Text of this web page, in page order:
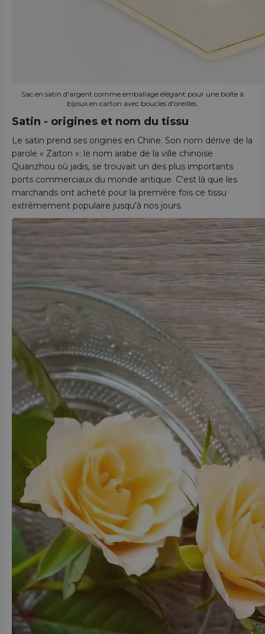
Sac en satin d'argent comme emballage élégant pour une boîte à
bijoux en carton avec boucles d'oreilles.
Satin - origines et nom du tissu
Le satin prend ses origines en Chine. Son nom dérive de la
parole « Zaiton »: le nom arabe de la ville chinoise
Quanzhou où jadis, se trouvait un des plus importants
ports commerciaux du monde antique. C'est là que les
marchands ont acheté pour la première fois ce tissu
extrêmement populaire jusqu'à nos jours.